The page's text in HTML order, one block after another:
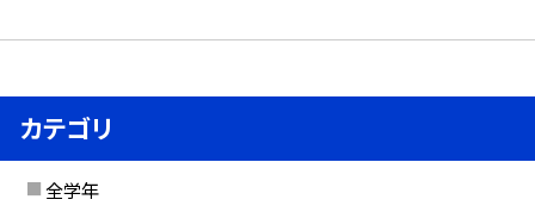
カテゴリ
全学年